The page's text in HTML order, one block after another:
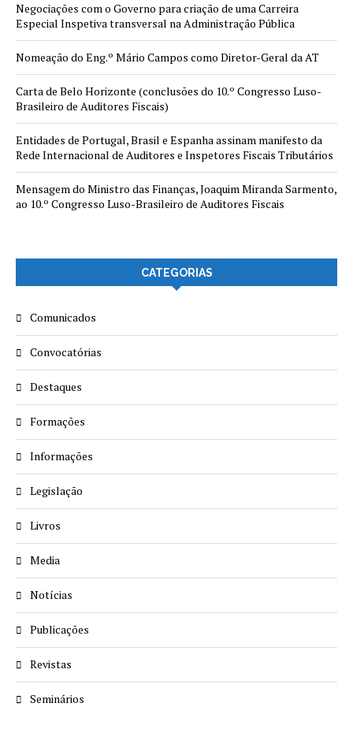
Negociações com o Governo para criação de uma Carreira
Especial Inspetiva transversal na Administração Pública
Nomeação do Eng.º Mário Campos como Diretor-Geral da AT
Carta de Belo Horizonte (conclusões do 10.º Congresso Luso-
Brasileiro de Auditores Fiscais)
Entidades de Portugal, Brasil e Espanha assinam manifesto da
Rede Internacional de Auditores e Inspetores Fiscais Tributários
Mensagem do Ministro das Finanças, Joaquim Miranda Sarmento,
ao 10.º Congresso Luso-Brasileiro de Auditores Fiscais
CATEGORIAS
Comunicados
Convocatórias
Destaques
Formações
Informações
Legislação
Livros
Media
Notícias
Publicações
Revistas
Seminários